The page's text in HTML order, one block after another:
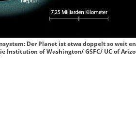
Der Planet ist etwa doppelt so weit
Institution of Washington/ GSFC/ UC of